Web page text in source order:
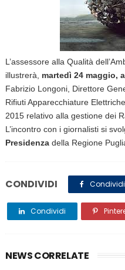
L’assessore alla Qualità
illustrerà, martedì 24 maggio,
Fabrizio Longoni, Direttore
Rifiuti Apparecchiature
2015 relativo alla gestione dei
L’incontro con i giornalisti si
Presidenzadella Regione
CONDIVIDI Condividi
Condividi
NEWS CORRELATE